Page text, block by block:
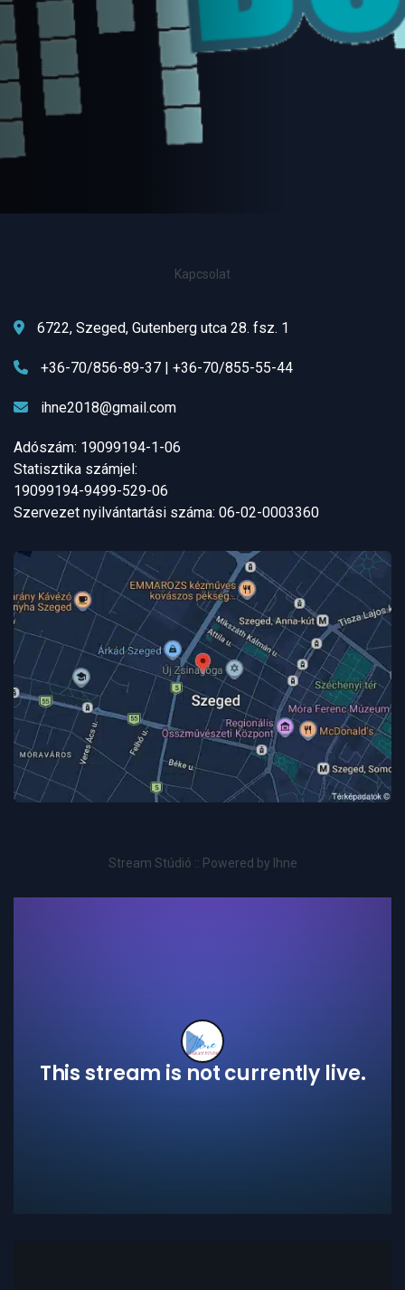
Kapcsolat
6722, Szeged, Gutenberg utca 28. fsz. 1
+36-70/856-89-37 | +36-70/855-55-44
ihne2018@gmail.com
Adószám: 19099194-1-06
Statisztika számjel:
19099194-9499-529-06
Szervezet nyilvántartási száma: 06-02-0003360
Stream Stúdió :: Powered by Ihne